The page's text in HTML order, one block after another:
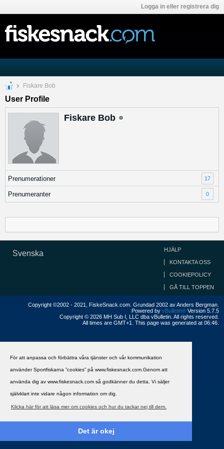
För att anpassa och förbättra våra tjänster och vår kommunikation
använder Sportfiskarna ”cookies” på www.fiskesnack.com.Genom att
använda dig av www.fiskesnack.com så godkänner du detta. Vi säljer
självklart inte vidare någon information om dig.
Klicka här för att läsa mer om cookies och hur du tackar nej till dem.
Det är okej
Logga in eller registrera dig
Fiskare Bob
User Profile
Fiskare Bob
Prenumerationer 17
Prenumeranter 0
Svenska HJÄLP
KONTAKTA OSS
COOKIEPOLICY
GÅ TILL TOPPEN
Copyright ©2002 - 2021, FiskeSnack.com. Grundad 2002 av Anders Bergman.
Powered by vBulletin® Version 5.7.5
Copyright © 2026 MH Sub I, LLC dba vBulletin. All rights reserved.
All times are GMT+1. This page was generated at 06:46.